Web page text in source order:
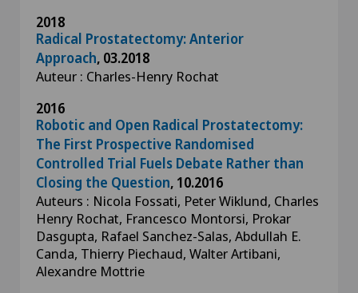
2018
Radical Prostatectomy: Anterior
Approach, 03.2018
Auteur : Charles-Henry Rochat
2016
Robotic and Open Radical Prostatectomy:
The First Prospective Randomised
Controlled Trial Fuels Debate Rather than
Closing the Question, 10.2016
Auteurs : Nicola Fossati, Peter Wiklund, Charles
Henry Rochat, Francesco Montorsi, Prokar
Dasgupta, Rafael Sanchez-Salas, Abdullah E.
Canda, Thierry Piechaud, Walter Artibani,
Alexandre Mottrie